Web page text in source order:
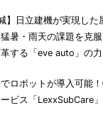
】日立建機が実現した
暑・雨天の課題を克
する「eve auto」の力
ロボットが導入可能
ビス「LexxSubCare」